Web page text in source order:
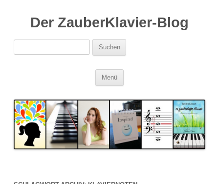
Der ZauberKlavier-Blog
Suchen
nach:
Menü